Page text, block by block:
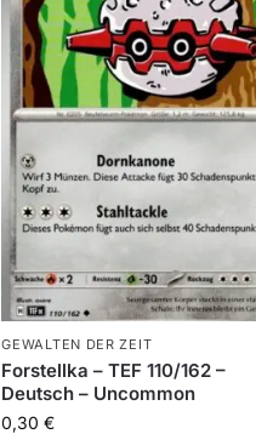
GEWALTEN DER ZEIT
Forstellka – TEF 110/162 –
Deutsch – Uncommon
0,30€